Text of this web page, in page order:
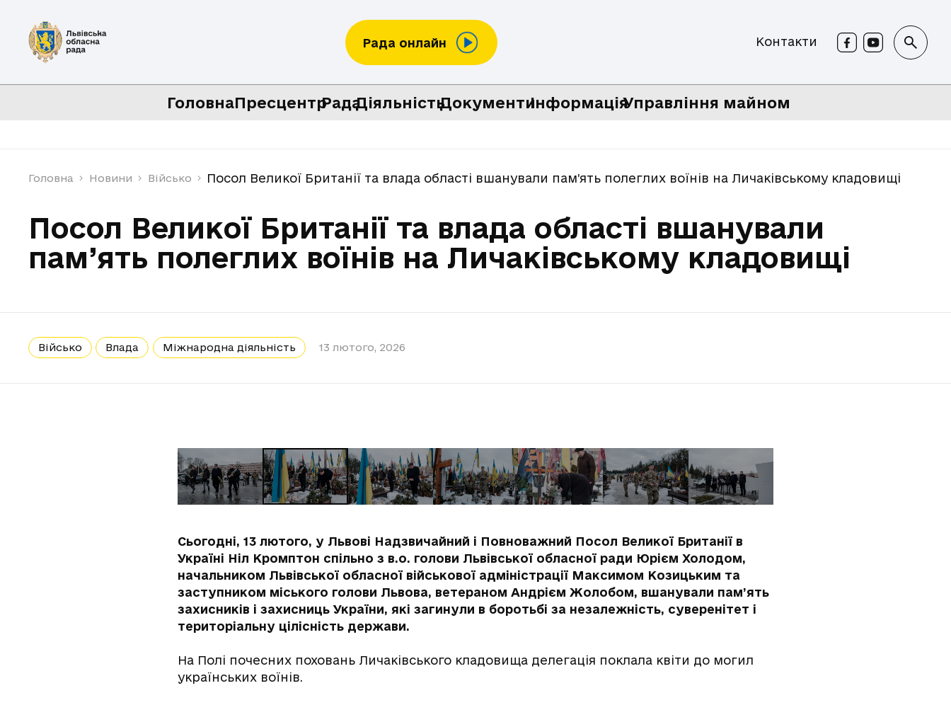
Рада онлайн Контакти
ГоловнаПресцентрРадаДіяльністьДокументиІнформаціяУправління майном
Головна Новини Військо Посол Великої Британії та влада області вшанували пам’ять полеглих воїнів на Личаківському кладовищі
Посол Великої Британії та влада області вшанували
пам’ять полеглих воїнів на Личаківському кладовищі
Військо Влада Міжнародна діяльність 13 лютого, 2026
Сьогодні, 13 лютого, у Львові Надзвичайний і Повноважний Посол Великої Британії в
Україні Ніл Кромптон спільно з в.о. голови Львівської обласної ради Юрієм Холодом,
начальником Львівської обласної військової адміністрації Максимом Козицьким та
заступником міського голови Львова, ветераном Андрієм Жолобом, вшанували пам’ять
захисників і захисниць України, які загинули в боротьбі за незалежність, суверенітет і
територіальну цілісність держави.
На Полі почесних поховань Личаківського кладовища делегація поклала квіти до могил
українських воїнів.